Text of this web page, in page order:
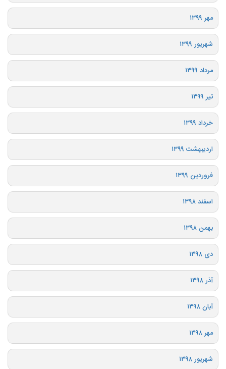
مهر ۱۳۹۹
شهریور ۱۳۹۹
مرداد ۱۳۹۹
تیر ۱۳۹۹
خرداد ۱۳۹۹
اردیبهشت ۱۳۹۹
فروردین ۱۳۹۹
اسفند ۱۳۹۸
بهمن ۱۳۹۸
دی ۱۳۹۸
آذر ۱۳۹۸
آبان ۱۳۹۸
مهر ۱۳۹۸
شهریور ۱۳۹۸